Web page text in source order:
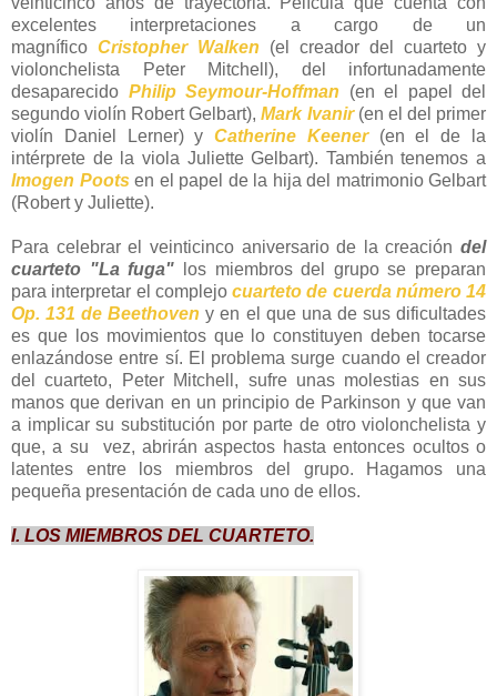
excelentes interpretaciones a cargo de un
magnífico Cristopher Walken (el creador del cuarteto y
violonchelista Peter Mitchell), del infortunadamente
desaparecido Philip Seymour-Hoffman (en el papel del
segundo violín Robert Gelbart),Mark Ivanir(en el del primer
violín Daniel Lerner) yCatherine Keener(en el de la
intérprete de la viola Juliette Gelbart). También tenemos a
Imogen Poots en el papel de la hija del matrimonio Gelbart
(Robert y Juliette).
Para celebrar el veinticinco aniversario de la creación del
cuarteto "La fuga" los miembros del grupo se preparan
para interpretar el complejocuarteto de cuerda número 14
Op. 131 de Beethoven y en el que una de sus dificultades
es que los movimientos que lo constituyen deben tocarse
enlazándose entre sí. El problema surge cuando el creador
del cuarteto, Peter Mitchell, sufre unas molestias en sus
manos que derivan en un principio de Parkinson y que van
a implicar su substitución por parte de otro violonchelista y
que, a su vez, abrirán aspectos hasta entonces ocultos o
latentes entre los miembros del grupo. Hagamos una
pequeña presentación de cada uno de ellos.
I. LOS MIEMBROS DEL CUARTETO.